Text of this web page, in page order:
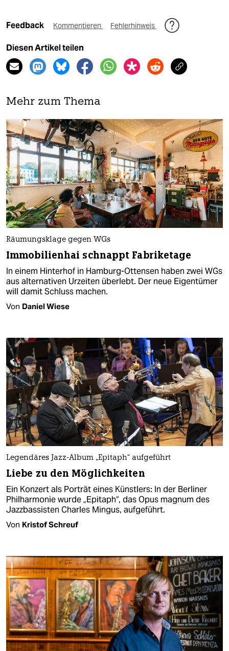
Feedback Kommentieren Fehlerhinweis
Diesen Artikel teilen
Mehr zum Thema
Räumungsklage gegen WGs
Immobilienhai schnappt Fabriketage
In einem Hinterhof in Hamburg-Ottensen haben zwei WGs
aus alternativen Urzeiten überlebt. Der neue Eigentümer
will damit Schluss machen.
Von Daniel Wiese
Legendäres Jazz-Album „Epitaph“ aufgeführt
Liebe zu den Möglichkeiten
Ein Konzert als Porträt eines Künstlers: In der Berliner
Philharmonie wurde „Epitaph“, das Opus magnum des
Jazzbassisten Charles Mingus, aufgeführt.
Von Kristof Schreuf